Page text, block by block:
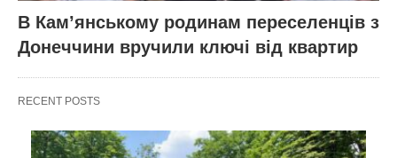
В Кам’янському родинам переселенців з
Донеччини вручили ключі від квартир
RECENT POSTS